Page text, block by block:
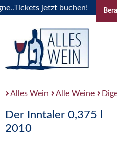
jetzt buchen!
Alles Wein Alle Weine
Der Inntaler 0,375 l
2010